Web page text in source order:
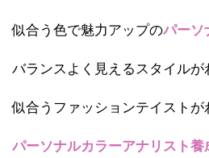
似合う色で魅力アップのパーソ
バランスよく見えるスタイルが
似合うファッションテイストが
パーソナルカラーアナリスト養